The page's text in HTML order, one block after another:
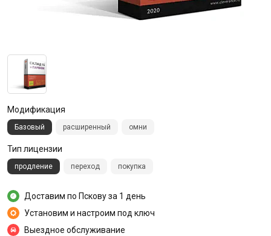
Модификация
Базовый расширенный омни
Тип лицензии
продление переход покупка
Доставим по Пскову за 1 день
Установим и настроим под ключ
Выездное обслуживание